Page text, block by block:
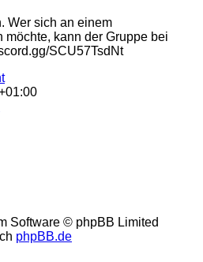
Wer sich an einem
kann der Gruppe bei
SCU57TsdNt
Software © phpBB Limited
phpBB.de